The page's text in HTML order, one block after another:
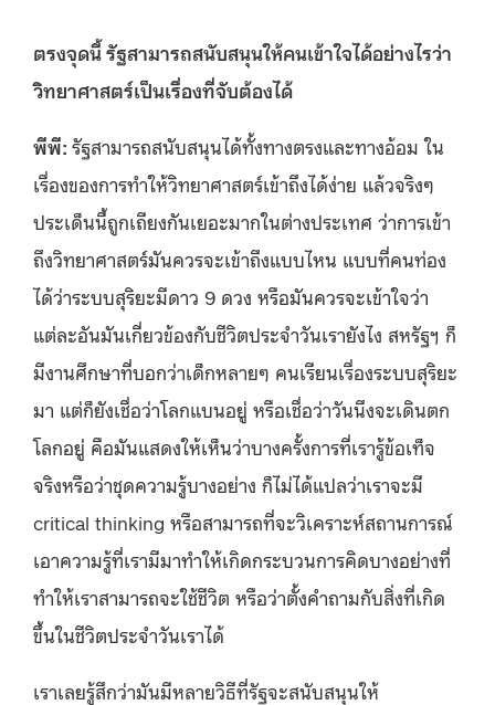
ตรงจุดนี้ รัฐสามารถสนับสนุนให้คนเข้าใจได้อย่างไรว่า
วิทยาศาสตร์เป็นเรื่องที่จับต้องได้
พีพี: รัฐสามารถสนับสนุนได้ทั้งทางตรงและทางอ้อม ใน
เรื่องของการทำให้วิทยาศาสตร์เข้าถึงได้ง่าย แล้วจริงๆ
ประเด็นนี้ถูกเถียงกันเยอะมากในต่างประเทศ ว่าการเข้า
ถึงวิทยาศาสตร์มันควรจะเข้าถึงแบบไหน แบบที่คนท่อง
ได้ว่าระบบสุริยะมีดาว 9 ดวง หรือมันควรจะเข้าใจว่า
แต่ละอันมันเกี่ยวข้องกับชีวิตประจำวันเรายังไง สหรัฐฯ ก็
มีงานศึกษาที่บอกว่าเด็กหลายๆ คนเรียนเรื่องระบบสุริยะ
มา แต่ก็ยังเชื่อว่าโลกแบนอยู่ หรือเชื่อว่าวันนึงจะเดินตก
โลกอยู่ คือมันแสดงให้เห็นว่าบางครั้งการที่เรารู้ข้อเท็จ
จริงหรือว่าชุดความรู้บางอย่าง ก็ไม่ได้แปลว่าเราจะมี
critical thinking หรือสามารถที่จะวิเคราะห์สถานการณ์
เอาความรู้ที่เรามีมาทำให้เกิดกระบวนการคิดบางอย่างที่
ทำให้เราสามารถจะใช้ชีวิต หรือว่าตั้งคำถามกับสิ่งที่เกิด
ขึ้นในชีวิตประจำวันเราได้
เราเลยรู้สึกว่ามันมีหลายวิธีที่รัฐจะสนับสนุนให้